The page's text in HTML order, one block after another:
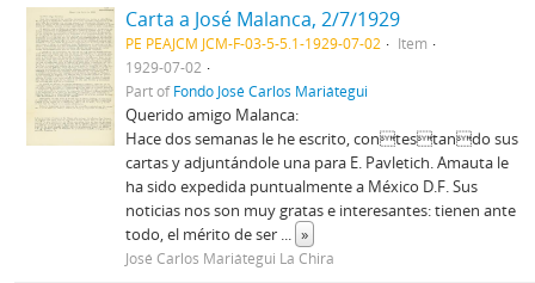
Carta a José Malanca, 2/7/1929
PE PEAJCM JCM-F-03-5-5.1-1929-07-02
Item
1929-07-02
Part ofFondo José Carlos Mariátegui
Querido amigo Malanca:
Hace dos semanas le he escrito, contestando sus
cartas y adjuntándole una para E. Pavletich. Amauta le
ha sido expedida puntualmente a México D.F. Sus
noticias nos son muy gratas e interesantes: tienen ante
todo, el mérito de ser ... »
José Carlos Mariátegui La Chira